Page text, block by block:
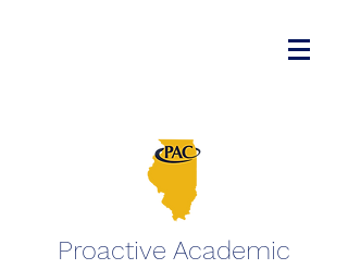
Proactive Academic